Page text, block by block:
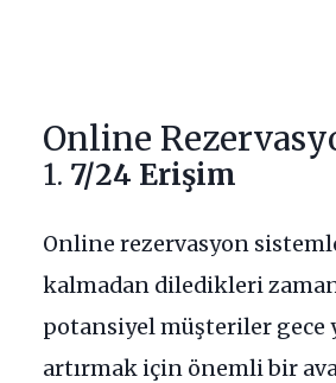
Online
1. 7/24 Erişim
Online rezervasyon
kalmadan diledikleri
potansiyel müşteriler gece
artırmak için önemli bir